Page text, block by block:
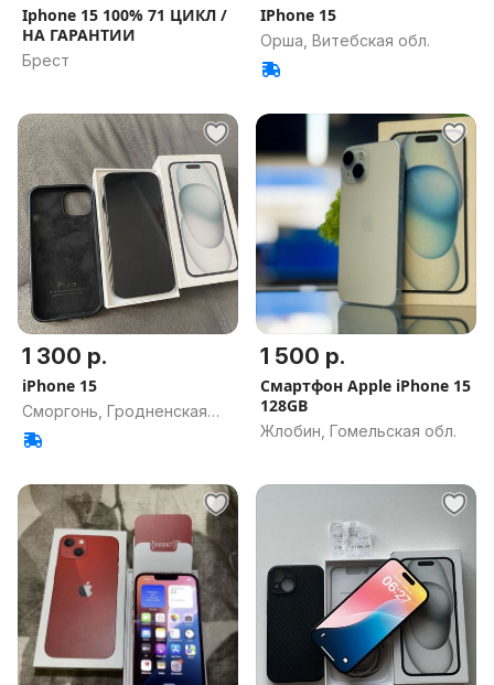
Iphone 15 100% 71 ЦИКЛ /
НА ГАРАНТИИ
Брест
IPhone 15
Орша, Витебская обл.
1 300 р.
iPhone 15
Сморгонь, Гродненская
обл.
1 500 р.
Смартфон Apple iPhone 15
128GB
Жлобин, Гомельская обл.